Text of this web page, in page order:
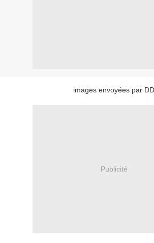
images envoyées par DD
Publicité